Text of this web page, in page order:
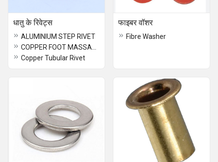
धातु के रिवेट्स
ALUMINIUM STEP RIVET
Copper Tubular Rivet
फाइबर वॉशर
Fibre Washer